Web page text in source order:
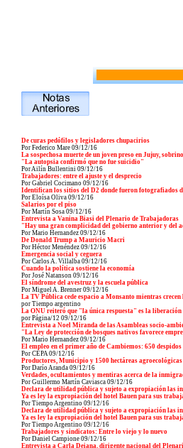
De curas pedófilos y legisladores chupacirios
Por Federico Mare 09/12/16
La sospechosa muerte de un joven preso en Jujuy,
"La autopsia confirmó que no fue suicidio"
Por Ailín Bullentini 09/12/16
Trabajadores: entre el ajuste y el desprecio
Por Gabriel Cocimano 09/12/16
Identifican los sitios del D2 donde fueron fotografiados
Por Eloísa Oliva 09/12/16
Salarios por el piso
Por Martín Sosa 09/12/16
Entrevista a Vanina Biasi del Plenario de Trabajadoras
"Hay una gran complicidad del gobierno anterior y del
Por Mario Hernandez 09/12/16
De Donald Trump a Mauricio Macri
Por Héctor Menéndez 09/12/16
Emergencia social y ceguera
Por Carlos A. Villalba 09/12/16
Cuando la política sostiene la economía
Por José Natanson 09/12/16
El síndrome del avestruz y la escuela pública
Por Miguel A. Brenner 09/12/16
La TV Pública cede espacio a Monsanto mientras
por Tiempo argentino
La ONU reiteró que "la única respuesta" es la
por Página/12 09/12/16
Entrevista a Noel Miranda de las Asambleas socio-
"La Ley de protección de bosques nativos favorece
Por Mario Hernandez 09/12/16
El empleo en el primer año de Cambiemos: 650
Por CEPA09/12/16
Productores, Municipio y 1500 hectáreas agroecológicas
Por Darío Aranda 09/12/16
Verdades, ocultamientos y mentiras acerca de la
Por Guillermo Martín Caviasca 09/12/16
Declara de utilidad pública y sujeto a expropiación las
Ya es ley la expropiación del hotel Bauen para sus
Por Tiempo Argentino 09/12/16
Declara de utilidad pública y sujeto a expropiación las
Ya es ley la expropiación del hotel Bauen para sus
Por Tiempo Argentino 09/12/16
Trabajadores y sindicatos: Entre lo viejo y lo nuevo
Por Daniel Campione 09/12/16
Entrevista a Carla Deiana, dirigente nacional del